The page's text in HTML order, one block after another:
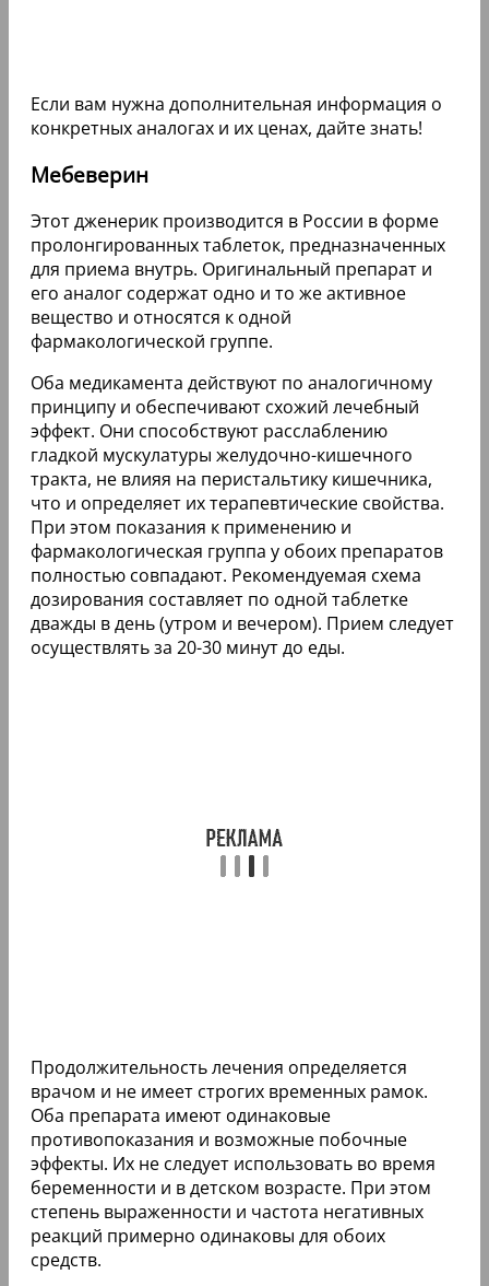
Если вам нужна дополнительная информация о
конкретных аналогах и их ценах, дайте знать!
Мебеверин
Этот дженерик производится в России в форме
пролонгированных таблеток, предназначенных
для приема внутрь. Оригинальный препарат и
его аналог содержат одно и то же активное
вещество и относятся к одной
фармакологической группе.
Оба медикамента действуют по аналогичному
принципу и обеспечивают схожий лечебный
эффект. Они способствуют расслаблению
гладкой мускулатуры желудочно-кишечного
тракта, не влияя на перистальтику кишечника,
что и определяет их терапевтические свойства.
При этом показания к применению и
фармакологическая группа у обоих препаратов
полностью совпадают. Рекомендуемая схема
дозирования составляет по одной таблетке
дважды в день (утром и вечером). Прием следует
осуществлять за 20-30 минут до еды.
Продолжительность лечения определяется
врачом и не имеет строгих временных рамок.
Оба препарата имеют одинаковые
противопоказания и возможные побочные
эффекты. Их не следует использовать во время
беременности и в детском возрасте. При этом
степень выраженности и частота негативных
реакций примерно одинаковы для обоих
средств.